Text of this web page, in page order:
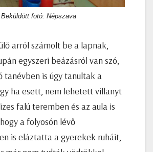
Beküldött fotó: Népszava
arról számolt be a lapnak,
egyszeri beázásról van szó,
tanévben is úgy tanultak a
ha esett, nem lehetett villanyt
falú teremben és az aula is
a folyosón lévő
is eláztatta a gyerekek ruháit,